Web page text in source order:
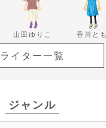
山田ゆりこ 香川とも
ライター一覧
ジャンル